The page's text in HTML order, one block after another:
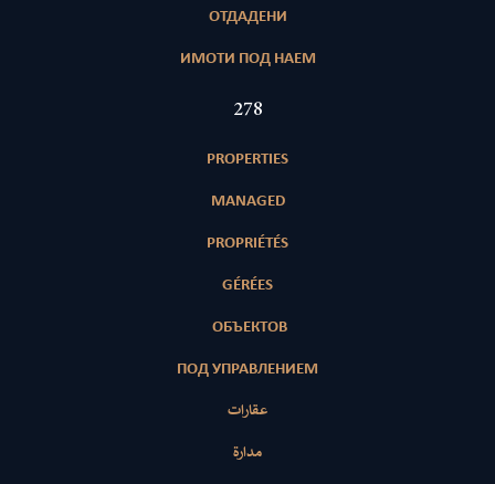
ОТДАДЕНИ
ИМОТИ ПОД НАЕМ
428
PROPERTIES
MANAGED
PROPRIÉTÉS
GÉRÉES
ОБЪЕКТОВ
ПОД УПРАВЛЕНИЕМ
عقارات
مدارة